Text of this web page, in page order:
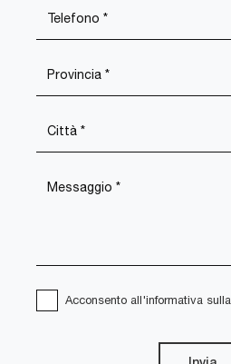
Acconsento all'informativa sulla